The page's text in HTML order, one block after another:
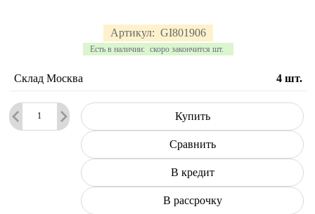
Артикул: GI801906
Есть в наличии: скоро закончится шт.
Склад Москва 4 шт.
Купить
Сравнить
В кредит
В рассрочку